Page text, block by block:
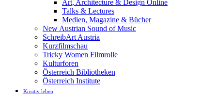
Art, Architecture & Design Online
Talks & Lectures
Medien, Magazine & Bücher
New Austrian Sound of Music
SchreibArt Austria
Kurzfilmschau
Tricky Women Filmrolle
Kulturforen
Österreich Bibliotheken
Österreich Institute
Kreativ leben